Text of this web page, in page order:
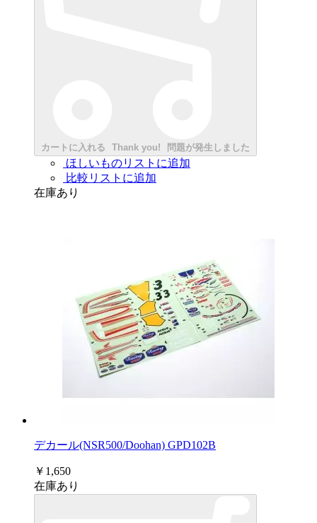
カートに入れる Thank you! 問題が発生しました
ほしいものリストに追加
比較リストに追加
在庫あり
デカール(NSR500/Doohan) GPD102B
￥1,650
在庫あり